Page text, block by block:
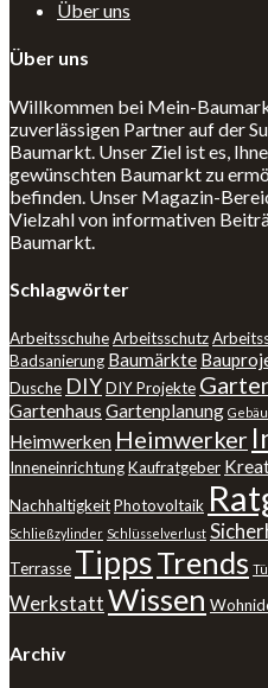
Über uns
Über uns
Willkommen bei Mein-
zuverlässigen Partner auf der
Baumarkt. Unser Ziel ist es,
gewünschten Baumarkt zu
befinden. Unser Magazin-
Vielzahl von informativen
Baumarkt.
Schlagwörter
ArbeitsschuheArbeitsschutz
Badsanierung Baumärkte
Dusche DIYDIY Projekte
Gartenhaus Gartenplanung
Heimwerken Heimwerker
InneneinrichtungKaufratgeber
NachhaltigkeitPhotovoltaik
Schließzylinder Schlüsselverlust
Terrasse TippsTrends
WerkstattWissen
Archiv